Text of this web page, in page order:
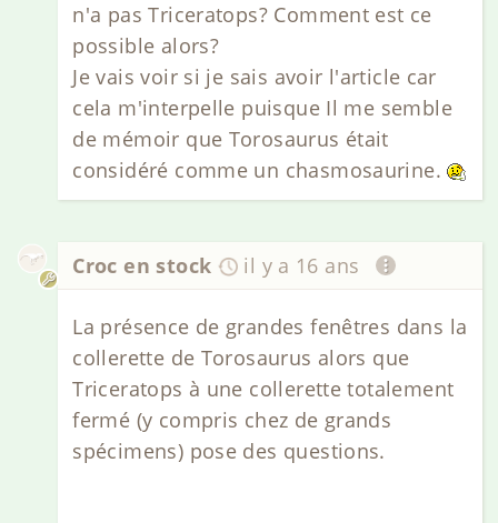
n'a pas Triceratops? Comment est ce
possible alors?
Je vais voir si je sais avoir l'article car
cela m'interpelle puisque Il me semble
de mémoir que Torosaurus était
considéré comme un chasmosaurine.
Croc en stock il y a 16 ans
La présence de grandes fenêtres dans la
collerette de Torosaurus alors que
Triceratops à une collerette totalement
fermé (y compris chez de grands
spécimens) pose des questions.